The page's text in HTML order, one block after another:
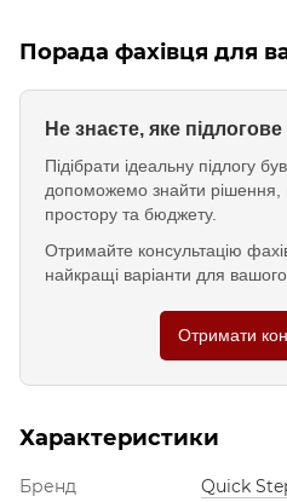
Порада фахівця для
Не знаєте, яке
Підібрати ідеальну підлогу
допоможемо знайти
простору та бюджету.
Отримайте консультацію
найкращі варіанти для вашого
Отримати
Характеристики
Бренд Quick